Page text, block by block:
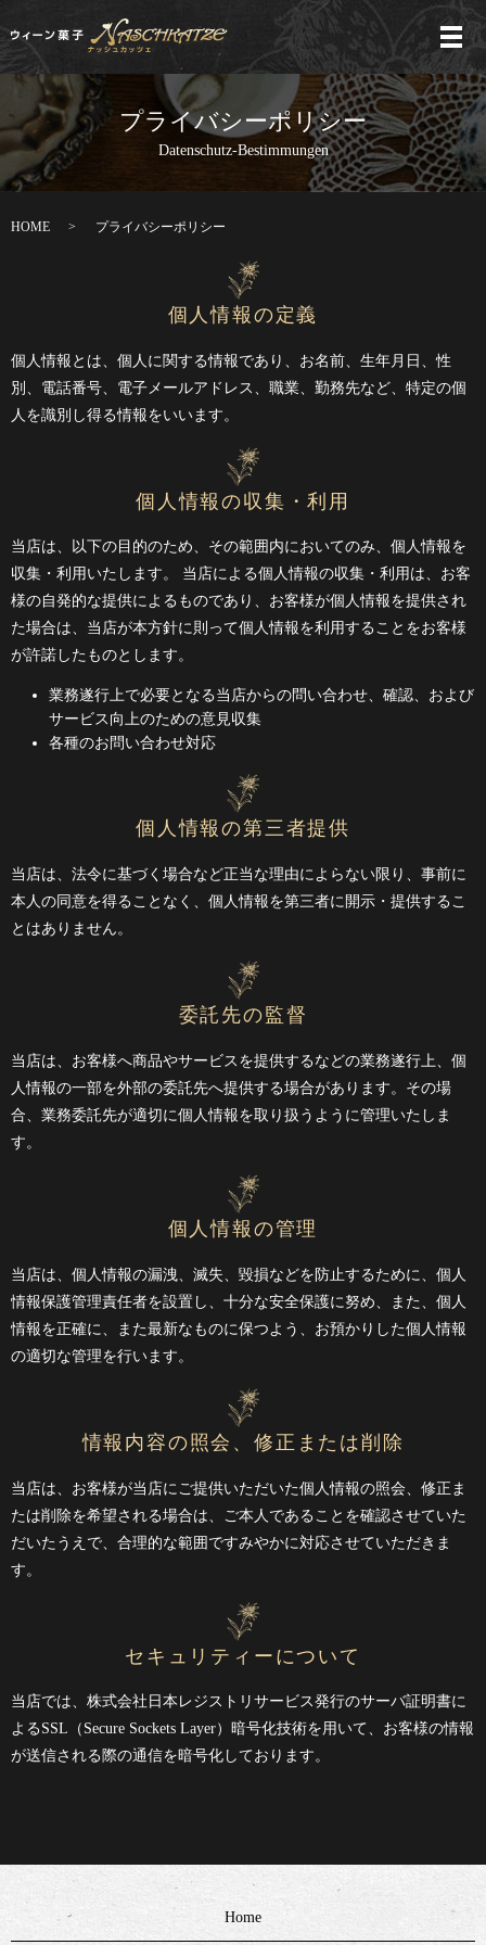
メ
プライバシーポリシー
Datenschutz-Bestimmungen
HOME プライバシーポリシー
個人情報の定義
個人情報とは、個人に関する情報であり、お名前、生年月日、性
別、電話番号、電子メールアドレス、職業、勤務先など、特定の個
人を識別し得る情報をいいます。
個人情報の収集・利用
当店は、以下の目的のため、その範囲内においてのみ、個人情報を
収集・利用いたします。 当店による個人情報の収集・利用は、お客
様の自発的な提供によるものであり、お客様が個人情報を提供され
た場合は、当店が本方針に則って個人情報を利用することをお客様
が許諾したものとします。
業務遂行上で必要となる当店からの問い合わせ、確認、および
サービス向上のための意見収集
各種のお問い合わせ対応
個人情報の第三者提供
当店は、法令に基づく場合など正当な理由によらない限り、事前に
本人の同意を得ることなく、個人情報を第三者に開示・提供するこ
とはありません。
委託先の監督
当店は、お客様へ商品やサービスを提供するなどの業務遂行上、個
人情報の一部を外部の委託先へ提供する場合があります。その場
合、業務委託先が適切に個人情報を取り扱うように管理いたしま
す。
個人情報の管理
当店は、個人情報の漏洩、滅失、毀損などを防止するために、個人
情報保護管理責任者を設置し、十分な安全保護に努め、また、個人
情報を正確に、また最新なものに保つよう、お預かりした個人情報
の適切な管理を行います。
情報内容の照会、修正または削除
当店は、お客様が当店にご提供いただいた個人情報の照会、修正ま
たは削除を希望される場合は、ご本人であることを確認させていた
だいたうえで、合理的な範囲ですみやかに対応させていただきま
す。
セキュリティーについて
当店では、株式会社日本レジストリサービス発行のサーバ証明書に
よるSSL（Secure Sockets Layer）暗号化技術を用いて、お客様の情報
が送信される際の通信を暗号化しております。
Home